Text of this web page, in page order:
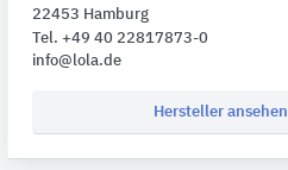
22453 Hamburg
Tel. +49 40 22817873-0
info@lola.de
Hersteller ansehen